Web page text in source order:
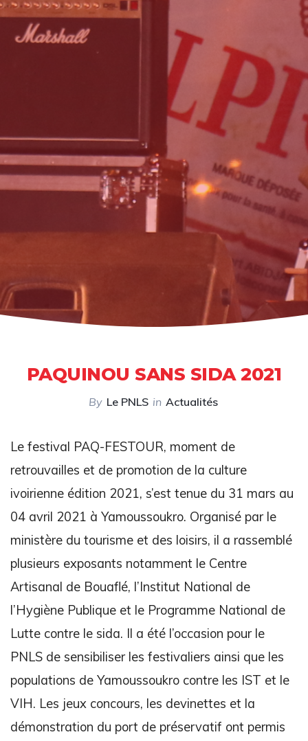
PAQUINOU SANS SIDA 2021
By Le PNLS in Actualités
Le festival PAQ-FESTOUR, moment de
retrouvailles et de promotion de la culture
ivoirienne édition 2021, s’est tenue du 31 mars au
04 avril 2021 à Yamoussoukro. Organisé par le
ministère du tourisme et des loisirs, il a rassemblé
plusieurs exposants notamment le Centre
Artisanal de Bouaflé, l’Institut National de
l’Hygiène Publique et le Programme National de
Lutte contre le sida. Il a été l’occasion pour le
PNLS de sensibiliser les festivaliers ainsi que les
populations de Yamoussoukro contre les IST et le
VIH. Les jeux concours, les devinettes et la
démonstration du port de préservatif ont permis